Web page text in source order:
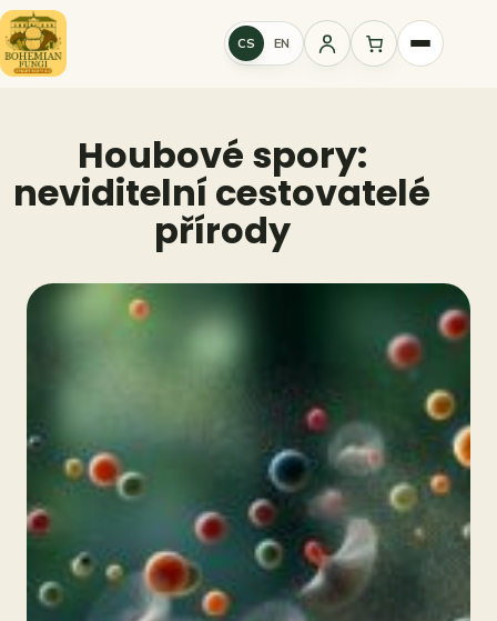
Přeskočit
na
obsah
CS EN
Přihlášení
Houbové spory:
neviditelní cestovatelé
přírody